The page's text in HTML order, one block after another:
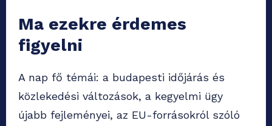
Ma ezekre érdemes
figyelni
A nap fő témái: a budapesti időjárás és
közlekedési változások, a kegyelmi ügy
újabb fejleményei, az EU-forrásokról szóló